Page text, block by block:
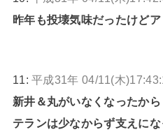
昨年も投壊気味だったけど
11:平成31年 04/11(木
新井＆丸がいなくなったか
テランは少なからず支えに